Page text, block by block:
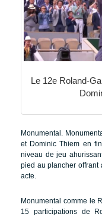
Le 12e Roland-
Monumental.
et Dominic Thiem en
niveau de jeu
pied au plancher offrant
acte.
Monumental comme le
15 participations de